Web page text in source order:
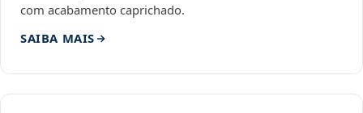
com acabamento caprichado.
SAIBA MAIS